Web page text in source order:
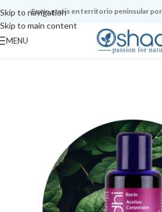
Skip to navigation
Skip to main content
Envío gratis en territorio peninsular
MENU